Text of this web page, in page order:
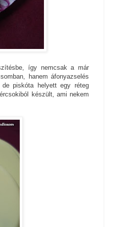
így nemcsak a már
hanem áfonyazselés
piskóta helyett egy réteg
készült, ami nekem